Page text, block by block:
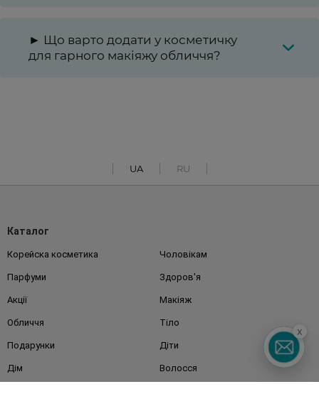
► Що варто додати у косметичку
для гарного макіяжу обличчя?
UA RU
Каталог
Корейска косметика Чоловікам
Парфуми Здоров'я
Акції Макіяж
Обличчя Тіло
Подарунки Діти
Дім Волосся
x